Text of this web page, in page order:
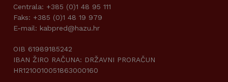
Centrala: +385 (0)1 48 95 111
Faks: +385 (0)1 48 19 979
E-mail: kabpred@hazu.hr
OIB 61989185242
IBAN ŽIRO RAČUNA: DRŽAVNI PRORAČUN
HR1210010051863000160